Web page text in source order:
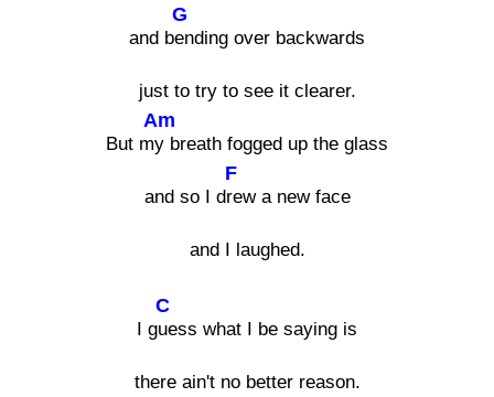
and b
G
ending over backwards
just to try to see it clearer.
But m
Am
y breath fogged up the glass
and so I d
F
rew a new face
and I laughed.
I g
C
uess what I be saying is
there ain't no better reason.